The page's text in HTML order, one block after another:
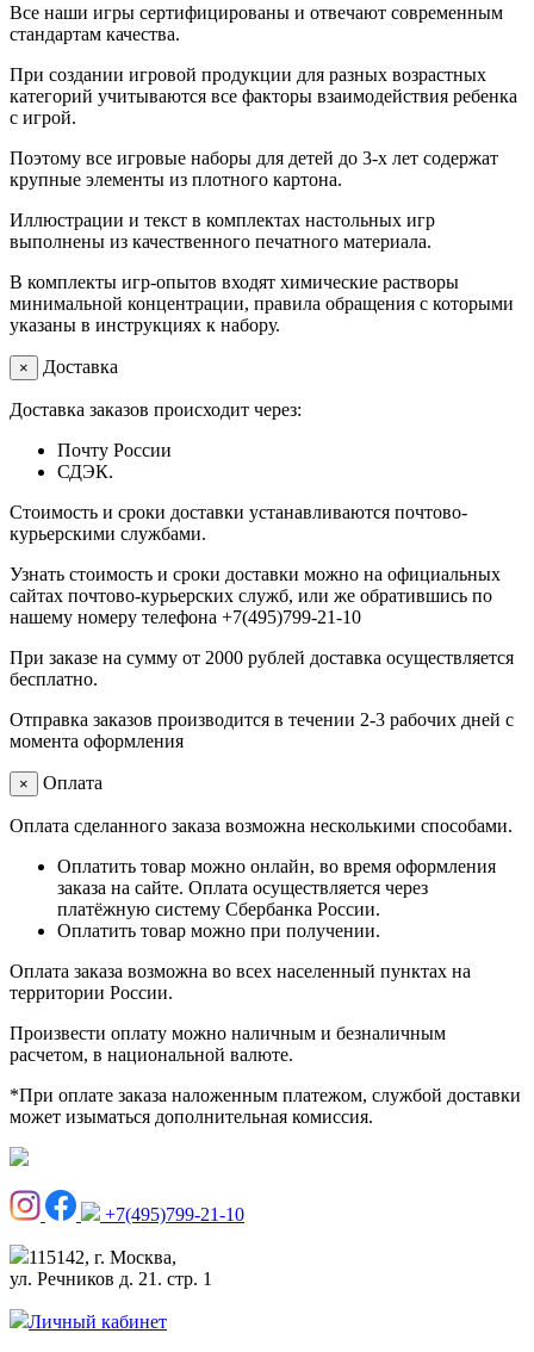
Все наши игры сертифицированы и отвечают современным
стандартам качества.
При создании игровой продукции для разных возрастных
категорий учитываются все факторы взаимодействия ребенка
с игрой.
Поэтому все игровые наборы для детей до 3-х лет содержат
крупные элементы из плотного картона.
Иллюстрации и текст в комплектах настольных игр
выполнены из качественного печатного материала.
В комплекты игр-опытов входят химические растворы
минимальной концентрации, правила обращения с которыми
указаны в инструкциях к набору.
× Доставка
Доставка заказов происходит через:
Почту России
СДЭК.
Стоимость и сроки доставки устанавливаются почтово-
курьерскими службами.
Узнать стоимость и сроки доставки можно на официальных
сайтах почтово-курьерских служб, или же обратившись по
нашему номеру телефона +7(495)799-21-10
При заказе на сумму от 2000 рублей доставка осуществляется
бесплатно.
Отправка заказов производится в течении 2-3 рабочих дней с
момента оформления
× Оплата
Оплата сделанного заказа возможна несколькими способами.
Оплатить товар можно онлайн, во время оформления
заказа на сайте. Оплата осуществляется через
платёжную систему Сбербанка России.
Оплатить товар можно при получении.
Оплата заказа возможна во всех населенный пунктах на
территории России.
Произвести оплату можно наличным и безналичным
расчетом, в национальной валюте.
*При оплате заказа наложенным платежом, службой доставки
может изыматься дополнительная комиссия.
+7(495)799-21-10
115142, г. Москва,
ул. Речников д. 21. стр. 1
Личный кабинет